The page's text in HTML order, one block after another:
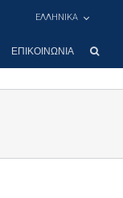
ΕΛΛΗΝΙΚΑ
ΕΠΙΚΟΙΝΩΝΊΑ